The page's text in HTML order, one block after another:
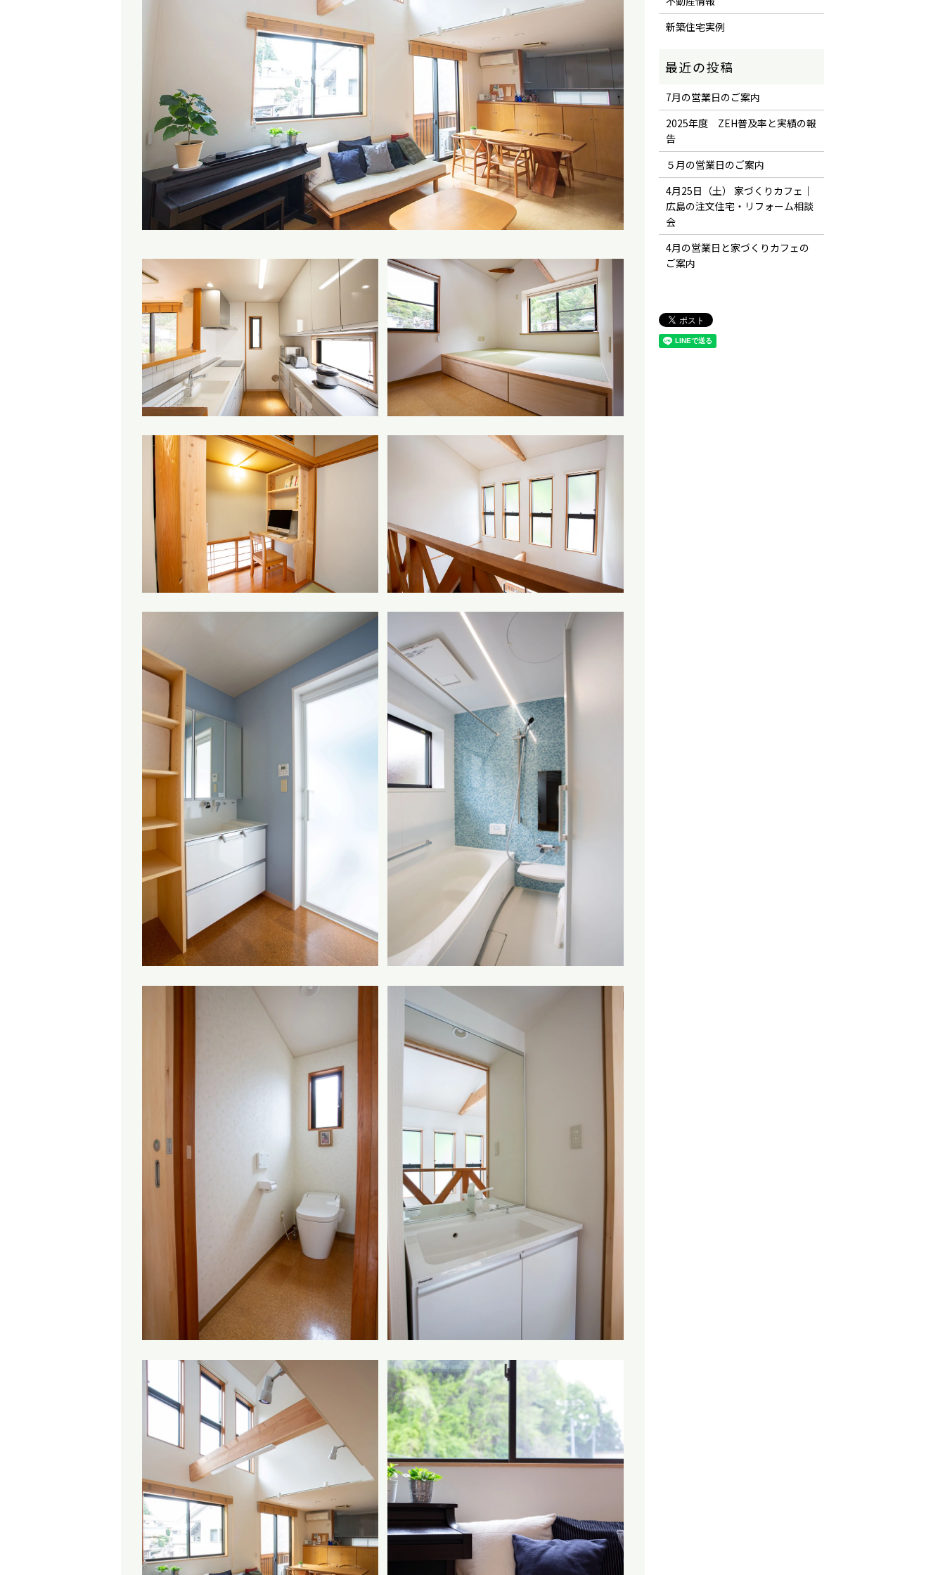
新築住宅実例
7月の営業日のご案内
2025年度 ZEH普及率と実績の報
告
５月の営業日のご案内
4月25日（土） 家づくりカフェ｜
広島の注文住宅・リフォーム相談
会
4月の営業日と家づくりカフェの
ご案内